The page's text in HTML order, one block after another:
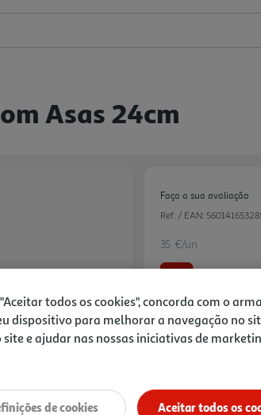
Asas 24cm
Faça a sua avaliação
Ref. / EAN:
35 €/un
Price reduced
44,99 €to
35,00 €
Notas de
todos os cookies", concorda com o
dispositivo para melhorar a navegação no
e ajudar nas nossas iniciativas de
Aceitar todos os
de cookies